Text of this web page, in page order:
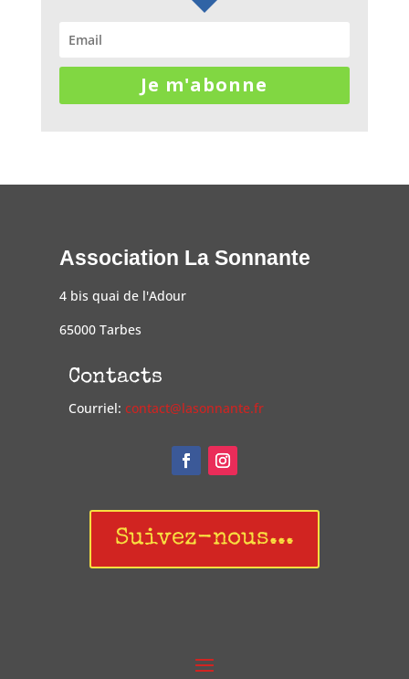
Je m'abonne
Association La Sonnante
4 bis quai de l'Adour
65000 Tarbes
Contacts
Courriel: contact@lasonnante.fr
Suivez-nous...